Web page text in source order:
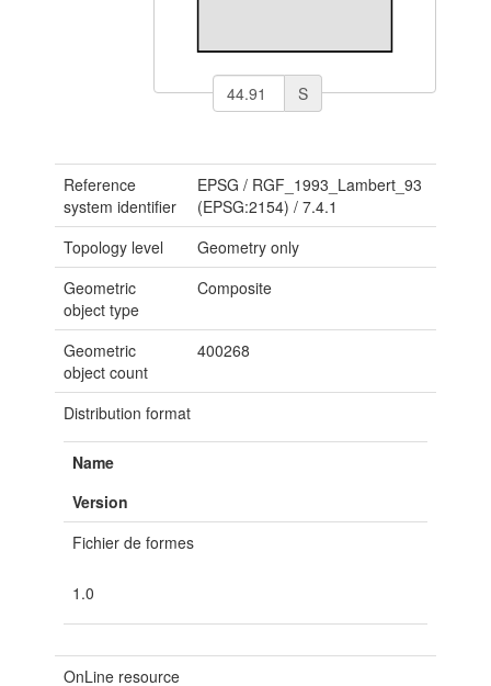
S
Reference
system identifier
EPSG / RGF_1993_Lambert_93
(EPSG:2154) / 7.4.1
Topology level
Geometry only
Geometric
object type
Composite
Geometric
object count
400268
Distribution format
Name
Version
Fichier de formes
1.0
OnLine resource